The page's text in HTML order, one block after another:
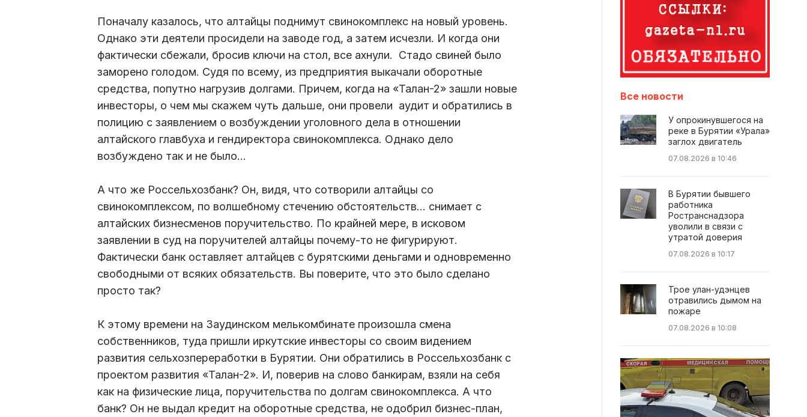
Поначалу казалось, что алтайцы поднимут свинокомплекс на новый уровень.
Однако эти деятели просидели на заводе год, а затем исчезли. И когда они
фактически сбежали, бросив ключи на стол, все ахнули. Стадо свиней было
заморено голодом. Судя по всему, из предприятия выкачали оборотные
средства, попутно нагрузив долгами. Причем, когда на «Талан-2» зашли новые
инвесторы, о чем мы скажем чуть дальше, они провели аудит и обратились в
полицию с заявлением о возбуждении уголовного дела в отношении
алтайского главбуха и гендиректора свинокомплекса. Однако дело
возбуждено так и не было…
А что же Россельхозбанк? Он, видя, что сотворили алтайцы со
свинокомплексом, по волшебному стечению обстоятельств… снимает с
алтайских бизнесменов поручительство. По крайней мере, в исковом
заявлении в суд на поручителей алтайцы почему-то не фигурируют.
Фактически банк оставляет алтайцев с бурятскими деньгами и одновременно
свободными от всяких обязательств. Вы поверите, что это было сделано
просто так?
К этому времени на Заудинском мелькомбинате произошла смена
собственников, туда пришли иркутские инвесторы со своим видением
развития сельхозпереработки в Бурятии. Они обратились в Россельхозбанк с
проектом развития «Талан-2». И, поверив на слово банкирам, взяли на себя
как на физические лица, поручительства по долгам свинокомплекса. А что
банк? Он не выдал кредит на оборотные средства, не одобрил бизнес-план,
Все новости
У опрокинувшегося на
реке в Бурятии «Урала»
заглох двигатель
07.08.2026 в 10:46
В Бурятии бывшего
работника
Ространснадзора
уволили в связи с
утратой доверия
07.08.2026 в 10:17
Трое улан-удэнцев
отравились дымом на
пожаре
07.08.2026 в 10:08